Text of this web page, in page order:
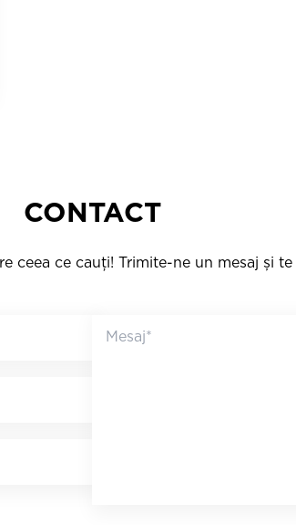
CONTACT
ceea ce cauți! Trimite-ne un mesaj și